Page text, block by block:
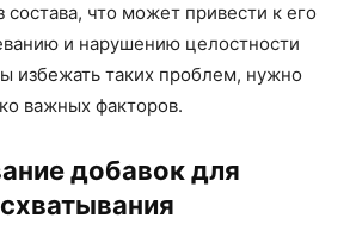
состава, что может привести к его
и нарушению целостности
избежать таких проблем, нужно
важных факторов.
добавок для